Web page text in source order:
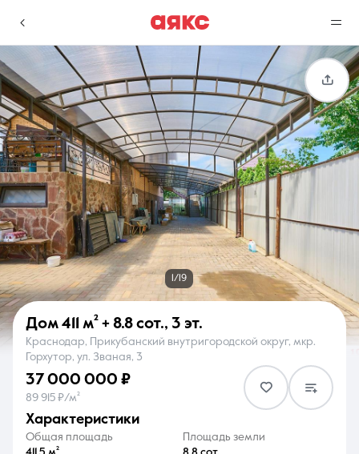
г. Краснодар
Избранное
0 объявлений
Сравнение
0 объявлений
Недвижимость Услуги
О компании Контакты
1/19
Дом 411 м² + 8.8 сот., 3 эт.
Краснодар, Прикубанский внутригородской округ, мкр.
Горхутор, ул. Званая, 3
37 000 000 ₽
89 915 ₽/м²
характеристики
Общая площадь
Площадь земли